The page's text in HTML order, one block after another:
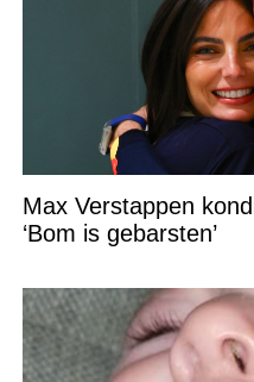
Max Verstappen
‘Bom is gebarsten’